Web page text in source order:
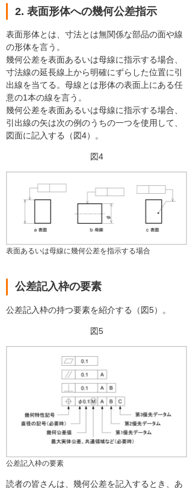
2. 表面形体への幾何公差指示
表面形体とは、寸法とは無関係な部品の面や線
の形体を言う。
幾何公差を表面あるいは母線に指示する場合、
寸法線の延長線上から明確にずらした位置に引
出線を当てる。母線とは形体の表面上にある任
意の1本の線を言う。
幾何公差を表面あるいは母線に指示する場合、
引出線の矢は次の例のうちの一つを使用して、
図面に記入する（図4）。
図4
表面あるいは母線に幾何公差を指示する場合
公差記入枠の要素
公差記入枠の持つ要素を紹介する（図5）。
図5
公差記入枠の要素
読者の皆さんは、幾何公差を記入するとき、あ